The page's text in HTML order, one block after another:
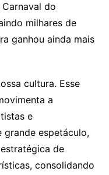
do
milhares de
ganhou ainda mais
cultura. Esse
a
e
grande espetáculo,
de
consolidando